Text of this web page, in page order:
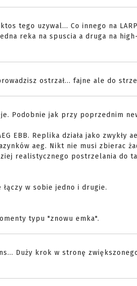
tego uzywal... Co innego na
reka na spuscia a druga na
ostrzał... fajne ale do
Podobnie jak przy poprzednim
EBB. Replika działa jako zwykły
aeg. Nikt nie musi zbierac
realistycznego postrzelania do
łączy w sobie jedno i drugie.
typu "znowu emka".
Duży krok w stronę